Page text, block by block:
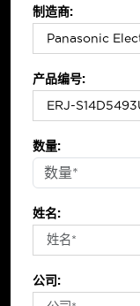
制造商:
产品编号:
数量:
姓名:
公司: